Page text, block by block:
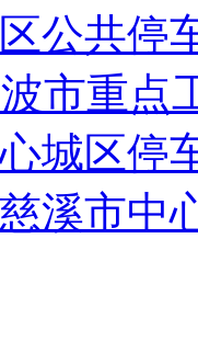
区公共
波市重
心城区停
慈溪市